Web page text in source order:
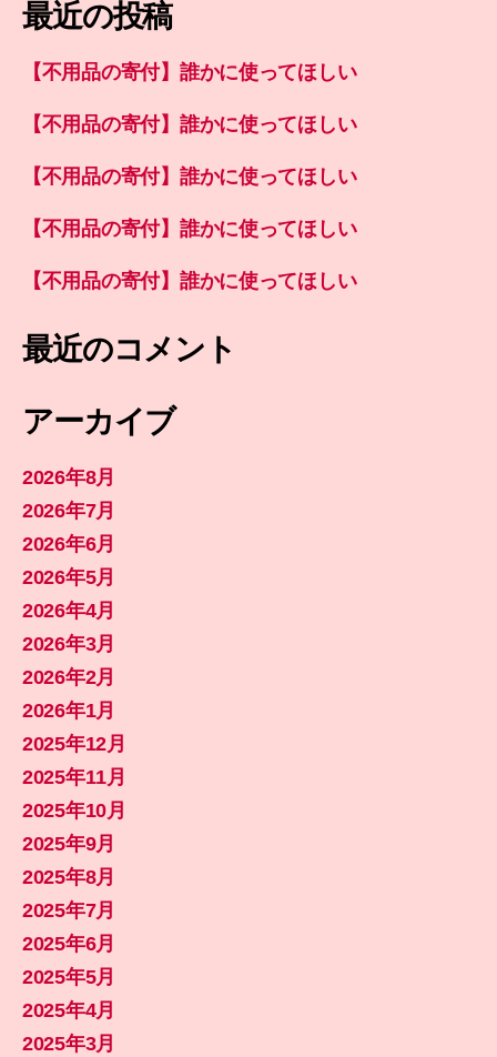
最近の投稿
【不用品の寄付】誰かに使ってほしい
【不用品の寄付】誰かに使ってほしい
【不用品の寄付】誰かに使ってほしい
【不用品の寄付】誰かに使ってほしい
【不用品の寄付】誰かに使ってほしい
最近のコメント
アーカイブ
2026年8月
2026年7月
2026年6月
2026年5月
2026年4月
2026年3月
2026年2月
2026年1月
2025年12月
2025年11月
2025年10月
2025年9月
2025年8月
2025年7月
2025年6月
2025年5月
2025年4月
2025年3月